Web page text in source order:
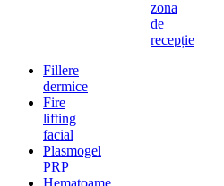
zona
de
recepție
Fillere
dermice
Fire
lifting
facial
Plasmogel
PRP
Hematoame,